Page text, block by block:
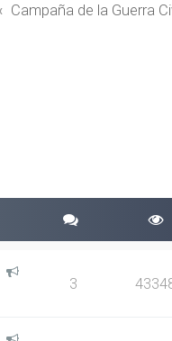
Campaña de la Guerra
3